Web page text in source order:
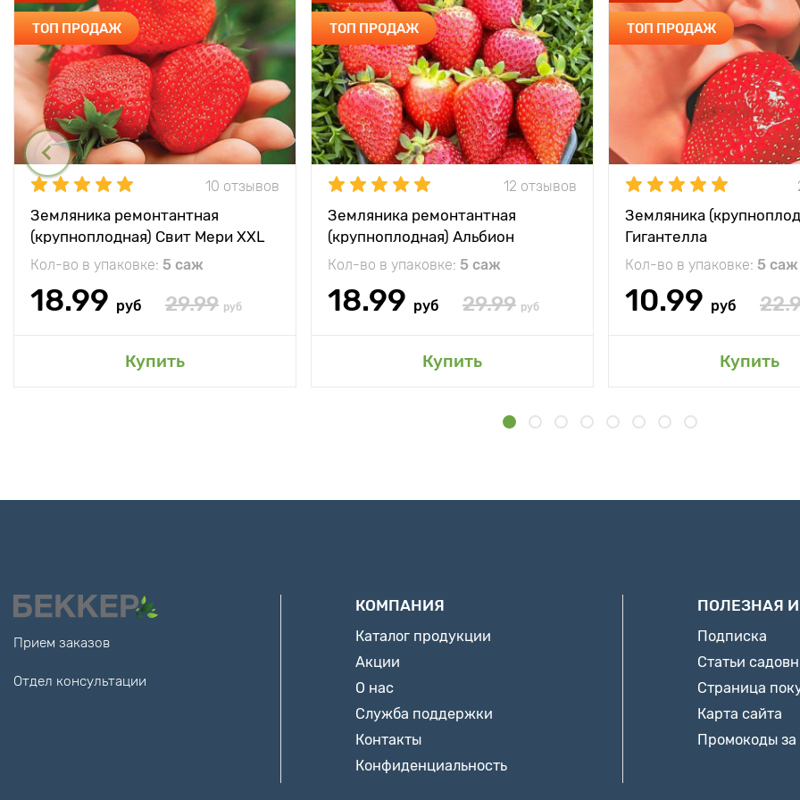
ТОП ПРОДАЖ
10 отзывов
Земляника ремонтантная
(крупноплодная) Свит Мери XXL
Кол-во в упаковке: 5 саж
18.99 руб 29.99 руб
Купить
ТОП ПРОДАЖ
12 отзывов
Земляника ремонтантная
(крупноплодная) Альбион
Кол-во в упаковке: 5 саж
18.99 руб 29.99 руб
Купить
ТОП ПРОДАЖ
Земляника
Гигантелла
Кол-во в упаковке: 5 саж
10.99 руб
Купить
Прием заказов
Отдел консультации
КОМПАНИЯ
Каталог продукции
Акции
О нас
Служба поддержки
Контакты
Конфиденциальность
ПОЛЕЗНАЯ
Подписка
Статьи
Страница
Карта сайта
Промокоды за